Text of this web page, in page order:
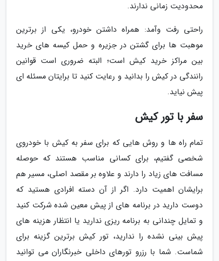
محدودیت زمانی ندارند.
راحتی رفت وآمد: همراه داشتن خودرو، یکی از برترین
موهبت ها برای گشتن در جزیره و حمل کیسه های خرید
بین مراکز خرید کیش است؛ البته ضروری است قوانین
رانندگی در کیش را بدانید و رعایت کنید تا برایتان مسئله ای
پیش نیاید.
سفر با تور کیش
تمام راه ها و روش هایی که برای سفر به کیش با خودروی
شخصی گفتیم، برای کسانی مناسب هستند که حوصله
مسافت های زیاد را دارند و علاوه بر مقصد اصلی، مسیر هم
برایشان اهمیت دارد. اگر از آن دسته افرادی هستید که
دوست دارید در برنامه های از پیش معین شده شرکت کنید
و تمایل چندانی به برنامه ریزی ندارید یا انتظار هزینه های
پیش بینی نشده را ندارید، تور کیش برترین گزینه برای
شماست. شما با رزرو تورهای داخلی خبرنگاران می توانید